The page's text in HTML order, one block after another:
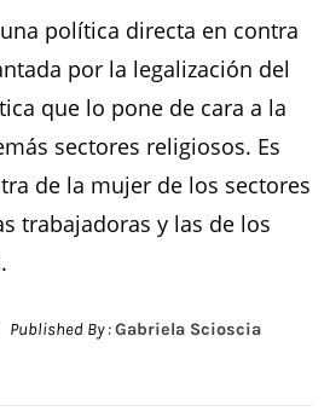
política directa en contra
por la legalización del
que lo pone de cara a la
sectores religiosos. Es
de la mujer de los sectores
trabajadoras y las de los
Published By :Gabriela Scioscia